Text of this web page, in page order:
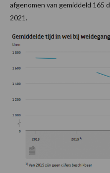
afgenomen van gemiddeld 165
2021.